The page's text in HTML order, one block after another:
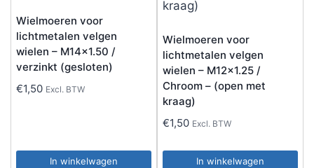
Wielmoeren voor
lichtmetalen velgen
wielen – M14x1.50 /
verzinkt (gesloten)
€1,50 Excl. BTW
In winkelwagen
Wielmoeren voor
lichtmetalen velgen
wielen – M12x1.25 /
Chroom – (open met
kraag)
€1,50 Excl. BTW
In winkelwagen